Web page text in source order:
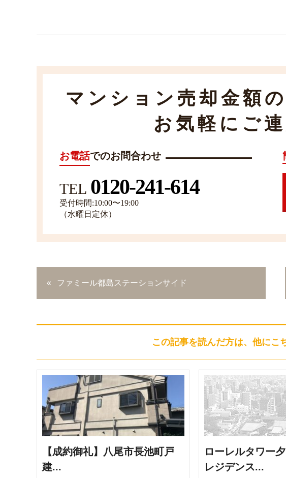
マンション売却金額
お気軽にご
お電話でのお問合わせ
TEL 0120-241-614
受付時間:10:00〜19:00
（水曜日定休）
ファミール都島ステーションサイド
この記事を読んだ方は、他にこ
【成約御礼】八尾市長池町戸
建...
ローレルタワー
レジデンス...